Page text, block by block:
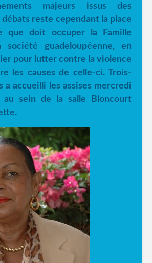
majeurs issus des
reste cependant la place
que doit occuper la Famille
société guadeloupéenne, en
pour lutter contre la violence
les causes de celle-ci. Trois-
a accueilli les assises mercredi
au sein de la salle Bloncourt